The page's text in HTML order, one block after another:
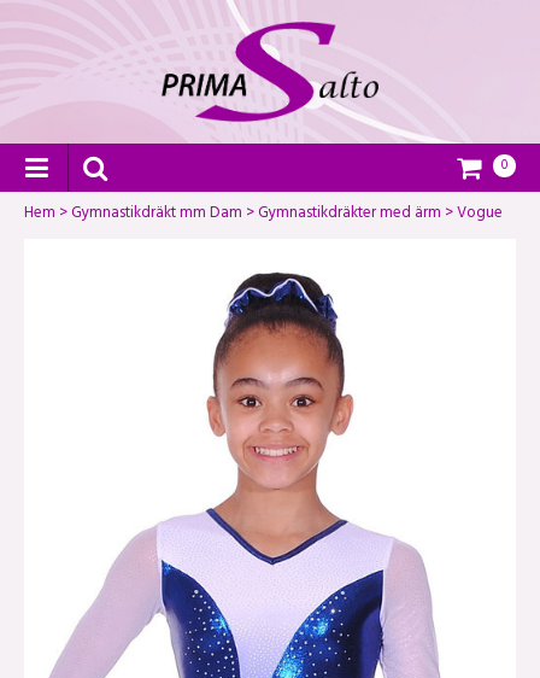
0
Hem >Gymnastikdräkt mm Dam >Gymnastikdräkter med ärm >Vogue